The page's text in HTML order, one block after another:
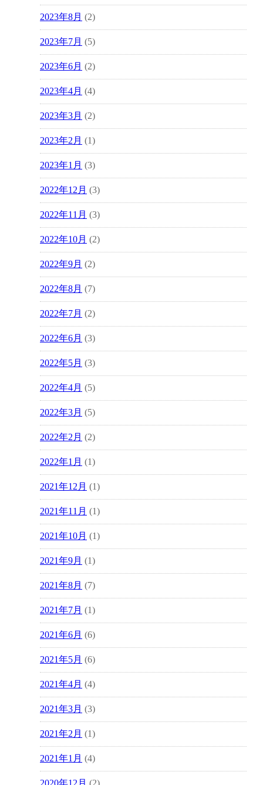
2023年8月 (2)
2023年7月 (5)
2023年6月 (2)
2023年4月 (4)
2023年3月 (2)
2023年2月 (1)
2023年1月 (3)
2022年12月 (3)
2022年11月 (3)
2022年10月 (2)
2022年9月 (2)
2022年8月 (7)
2022年7月 (2)
2022年6月 (3)
2022年5月 (3)
2022年4月 (5)
2022年3月 (5)
2022年2月 (2)
2022年1月 (1)
2021年12月 (1)
2021年11月 (1)
2021年10月 (1)
2021年9月 (1)
2021年8月 (7)
2021年7月 (1)
2021年6月 (6)
2021年5月 (6)
2021年4月 (4)
2021年3月 (3)
2021年2月 (1)
2021年1月 (4)
2020年12月 (2)